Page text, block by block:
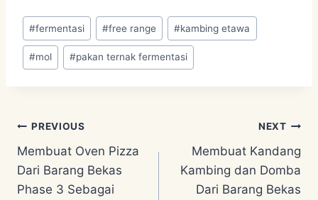
Post
Tags:
#fermentasi #free range #kambing etawa
#mol #pakan ternak fermentasi
Post
navigation
PREVIOUS
Membuat Oven Pizza
Dari Barang Bekas
Phase 3 Sebagai
NEXT
Membuat Kandang
Kambing dan Domba
Dari Barang Bekas